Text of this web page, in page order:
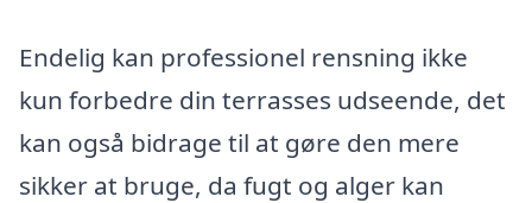
Endelig kan professionel rensning ikke
kun forbedre din terrasses udseende, det
kan også bidrage til at gøre den mere
sikker at bruge, da fugt og alger kan